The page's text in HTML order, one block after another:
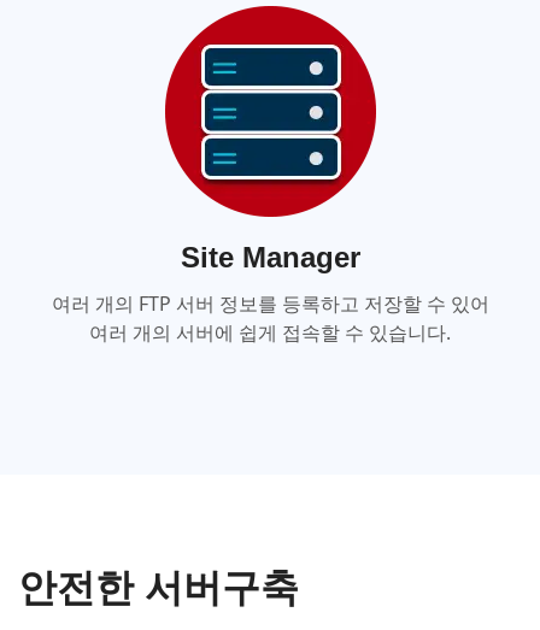
Site Manager
여러 개의 FTP 서버 정보를 등록하고 저장할 수 있어
여러 개의 서버에 쉽게 접속할 수 있습니다.
안전한 서버구축